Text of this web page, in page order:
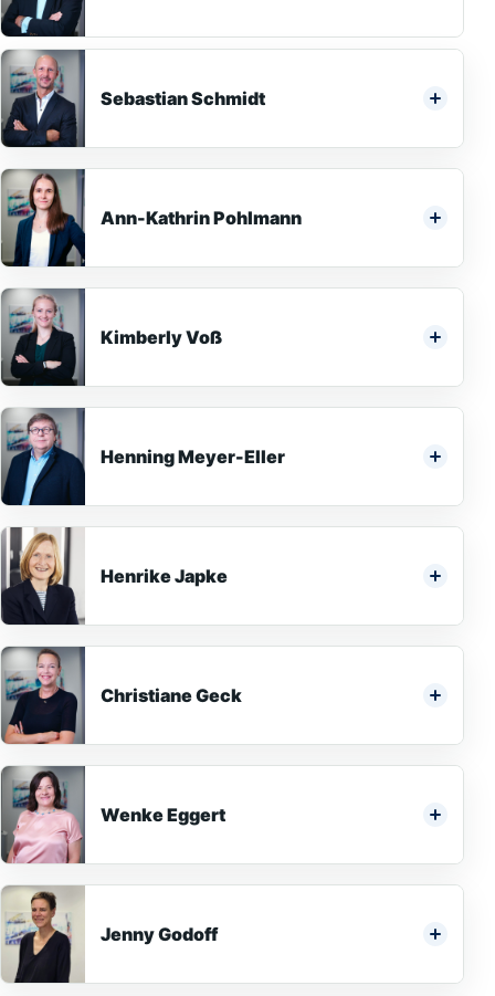
Sebastian Schmidt
Ann-Kathrin Pohlmann
Kimberly Voß
Henning Meyer-Eller
Henrike Japke
Christiane Geck
Wenke Eggert
Jenny Godoff